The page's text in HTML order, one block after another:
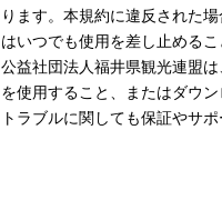
ります。本規約に違反された
はいつでも使用を差し止める
公益社団法人福井県観光連盟
を使用すること、またはダウ
トラブルに関しても保証やサポ